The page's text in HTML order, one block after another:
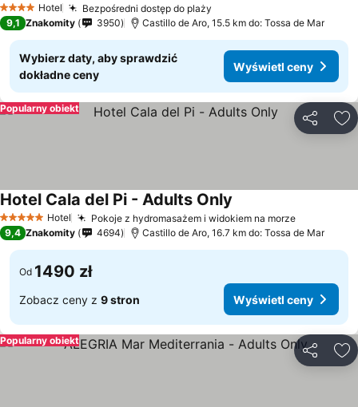
4 KategoriaHotel Bezpośredni dostęp do plaży
9,1 Znakomity 3950 Castillo de Aro, 15.5 km do: Tossa de Mar
Wybierz daty, aby sprawdzić
dokładne ceny
Wyświetl ceny
Popularny obiekt
5 KategoriaHotel Pokoje z hydromasażem i widokiem na morze
Hotel Cala del Pi - Adults Only
9,4 Znakomity 4694 Castillo de Aro, 16.7 km do: Tossa de Mar
Od 1490 zł
Zobacz ceny z 9 stron Wyświetl ceny
Popularny obiekt